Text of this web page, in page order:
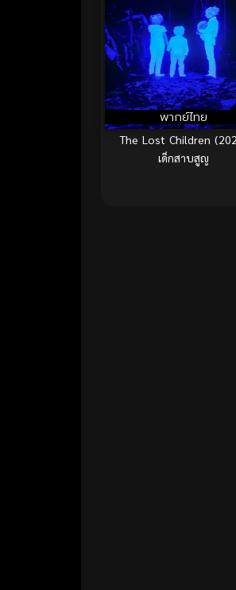
พากย์ไทย
The Lost Children
เด็กสาบสูญ